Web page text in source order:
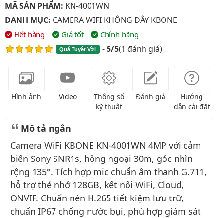
MÃ SẢN PHẨM: KN-4001WN
DANH MỤC: CAMERA WIFI KHÔNG DÂY KBONE
Hết hàng Giá tốt Chính hãng
Quá Tuyệt Vời -5/5(1 đánh giá)
Hình ảnh Video
Thông số
kỹ thuật
Đánh giá
Hướng
dẫn cài đặt
Mô tả ngắn
Camera WiFi KBONE KN-4001WN 4MP với cảm
biến Sony SNR1s, hồng ngoại 30m, góc nhìn
rộng 135°. Tích hợp mic chuẩn âm thanh G.711,
hỗ trợ thẻ nhớ 128GB, kết nối WiFi, Cloud,
ONVIF. Chuẩn nén H.265 tiết kiệm lưu trữ,
chuẩn IP67 chống nước bụi, phù hợp giám sát